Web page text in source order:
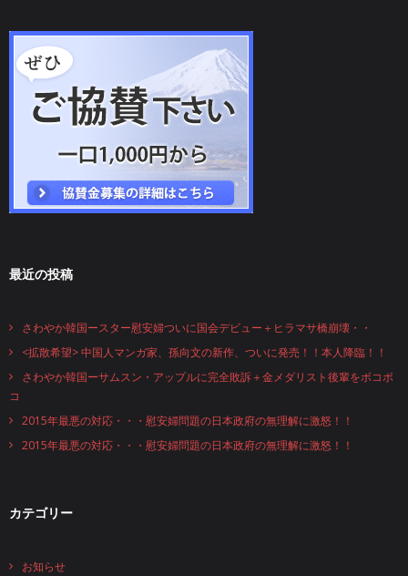
最近の投稿
さわやか韓国ースター慰安婦ついに国会デビュー＋ヒラマサ橋崩壊・・
<拡散希望> 中国人マンガ家、孫向文の新作、ついに発売！！本人降臨！！
さわやか韓国ーサムスン・アップルに完全敗訴＋金メダリスト後輩をボコボ
コ
2015年最悪の対応・・・慰安婦問題の日本政府の無理解に激怒！！
2015年最悪の対応・・・慰安婦問題の日本政府の無理解に激怒！！
カテゴリー
お知らせ